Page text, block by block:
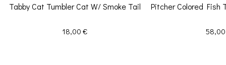
Tabby Cat Tumbler Cat W/ Smoke Tail
Prix
18,00 €
Pitcher Colored Fish
Prix